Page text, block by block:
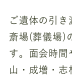
ご遺体の引き
斎場(葬儀場)
す。面会時間
山・成増・志